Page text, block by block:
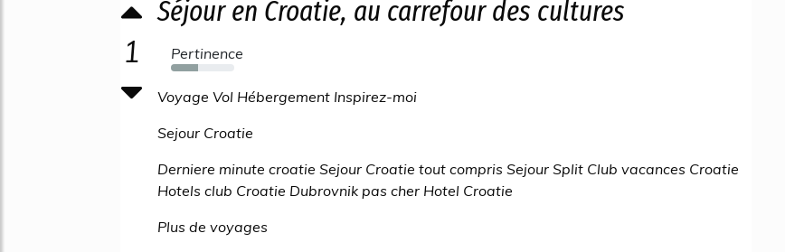
1
Séjour en Croatie, au carrefour des cultures
Pertinence
43%
Voyage Vol Hébergement Inspirez-moi
Sejour Croatie
Derniere minute croatie Sejour Croatie tout compris Sejour Split Club vacances Croatie
Hotels club Croatie Dubrovnik pas cher Hotel Croatie
Plus de voyages